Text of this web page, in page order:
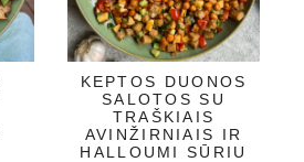
KEPTOS DUONOS
SALOTOS SU
TRAŠKIAIS
AVINŽIRNIAIS IR
HALLOUMI SŪRIU